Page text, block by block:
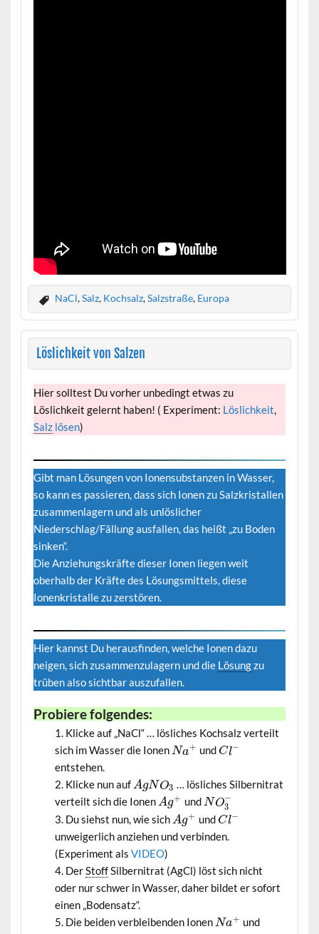
NaCl,Salz, Kochsalz,Salzstraße, Europa
Löslichkeit von Salzen
Hier solltest Du vorher unbedingt etwas zu
Löslichkeit gelernt haben! ( Experiment: Löslichkeit,
Salzlösen)
Gibt man Lösungen von Ionensubstanzen in Wasser,
so kann es passieren, dass sich Ionen zu Salzkristallen
zusammenlagern und als unlöslicher
Niederschlag/Fällung ausfallen, das heißt „zu Boden
sinken“.
Die Anziehungskräfte dieser Ionen liegen weit
oberhalb der Kräfte des Lösungsmittels, diese
Ionenkristalle zu zerstören.
Hier kannst Du herausfinden, welche Ionen dazu
neigen, sich zusammenzulagern und die Lösungzu
trüben also sichtbar auszufallen.
Probiere folgendes:
Klicke auf „NaCl“ … lösliches Kochsalz verteilt
sich im Wasser die IonenNa+ und Cl−
entstehen.
Klicke nun aufAgNO3 … lösliches Silbernitrat
verteilt sich die IonenAg+ undNO−
3
Du siehst nun, wie sichAg+ und Cl−
unweigerlich anziehen und verbinden.
(Experiment als VIDEO)
DerStoffSilbernitrat (AgCl) löst sich nicht
oder nur schwer in Wasser, daher bildet er sofort
einen „Bodensatz“.
Die beiden verbleibenden IonenNa+ und